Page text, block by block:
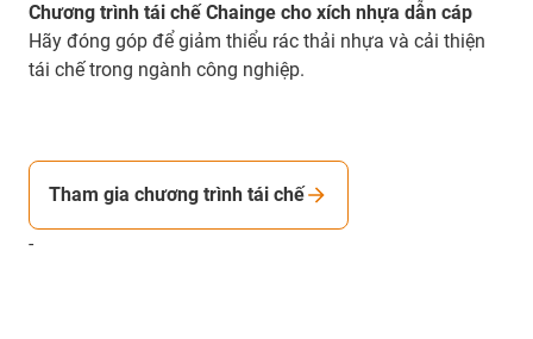
Chương trình tái chế Chainge cho xích nhựa dẫn cáp
Hãy đóng góp để giảm thiểu rác thải nhựa và cải thiện
tái chế trong ngành công nghiệp.
-
Tham gia chương trình tái chế